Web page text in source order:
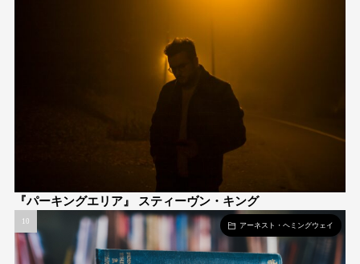
『パーキングエリア』 スティーヴン・キング
アーネスト・ヘミングウェイ